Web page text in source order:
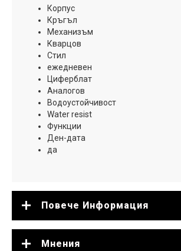
Корпус
Кръгъл
Механизъм
Кварцов
Стил
ежедневен
Циферблат
Аналогов
Водоустойчивост
Water resist
Функции
Ден-дата
да
Повече Информация
Мнения